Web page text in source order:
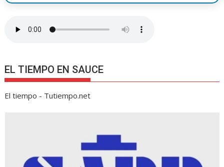
EL TIEMPO EN SAUCE
El tiempo - Tutiempo.net